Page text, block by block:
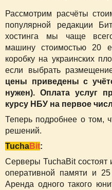
Рассмотрим расчёты
популярной редакции
хостинга мы чаще
машину стоимостью 20
коробку на украинских
если выбрать
цены приведены с
нужен). Оплата услуг
курсу НБУ на первое
Теперь подробнее о том,
решений.
TuchaBit:
Серверы TuchaBit
оперативной памяти и
Аренда одного такого